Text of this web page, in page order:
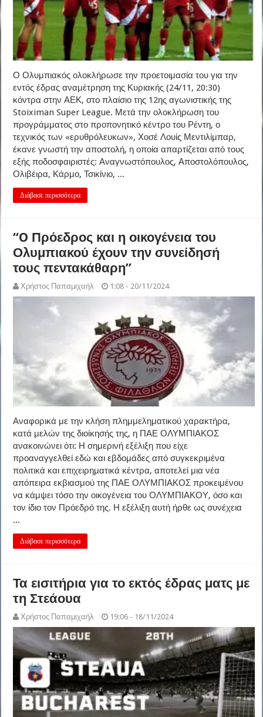
Ο Ολυμπιακός ολοκλήρωσε την προετοιμασία του για την
εντός έδρας αναμέτρηση της Κυριακής (24/11, 20:30)
κόντρα στην ΑΕΚ, στο πλαίσιο της 12ης αγωνιστικής της
Stoiximan Super League. Μετά την ολοκλήρωση του
προγράμματος στο προπονητικό κέντρο του Ρέντη, ο
τεχνικός των «ερυθρόλευκων», Χοσέ Λουίς Μεντιλίμπαρ,
έκανε γνωστή την αποστολή, η οποία απαρτίζεται από τους
εξής ποδοσφαιριστές: Αναγνωστόπουλος, Αποστολόπουλος,
Ολιβέιρα, Κάρμο, Τσικίνιο, ...
Διάβασε περισσότερα
“O Πρόεδρος και η οικογένεια του
Ολυμπιακού έχουν την συνείδησή
τους πεντακάθαρη”
Χρήστος Παπαμιχαήλ 1:08 - 20/11/2024
Αναφορικά με την κλήση πλημμεληματικού χαρακτήρα,
κατά μελών της διοίκησής της, η ΠΑΕ ΟΛΥΜΠΙΑΚΟΣ
ανακοινώνει ότι: Η σημερινή εξέλιξη που είχε
προαναγγελθεί εδώ και εβδομάδες από συγκεκριμένα
πολιτικά και επιχειρηματικά κέντρα, αποτελεί μια νέα
απόπειρα εκβιασμού της ΠΑΕ ΟΛΥΜΠΙΑΚΟΣ προκειμένου
να κάμψει τόσο την οικογένεια του ΟΛΥΜΠΙΑΚΟΥ, όσο και
τον ίδιο τον Πρόεδρό της. Η εξέλιξη αυτή ήρθε ως συνέχεια
...
Διάβασε περισσότερα
Τα εισιτήρια για το εκτός έδρας ματς με
τη Στεάουα
Χρήστος Παπαμιχαήλ 19:06 - 18/11/2024